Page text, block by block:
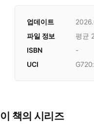
업데이트
파일 정보
평균
ISBN
-
UCI
이 책의 시리즈